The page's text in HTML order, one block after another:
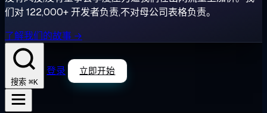
们对 122,000+ 开发者负责,不对母公司表格负责。
了解我们的故事 →
搜索 ⌘K
登录 立即开始